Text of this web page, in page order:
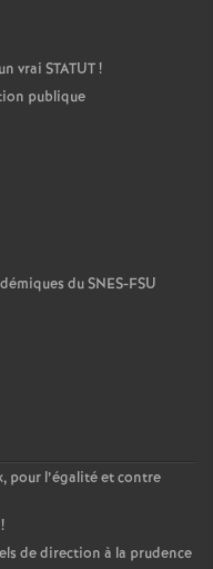
vrai STATUT!
publique
du SNES-FSU
pour l’égalité et contre
!
de direction à la prudence